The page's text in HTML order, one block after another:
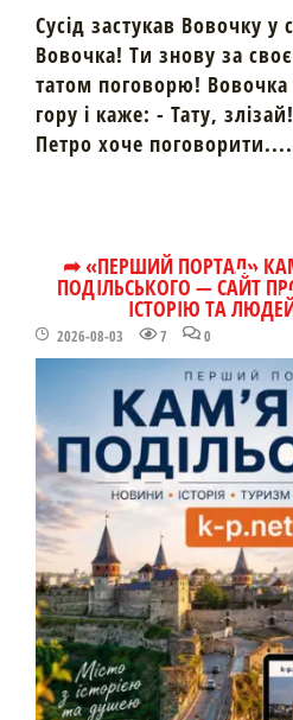
Сусід застукав Вовочку у
Вовочка! Ти знову за
татом поговорю! Вовочка
гору і каже: - Тату,
Петро хоче поговорити....
➦ «ПЕРШИЙ ПОРТАЛ»
ПОДІЛЬСЬКОГО — САЙТ
ІСТОРІЮ ТА
2026-08-03 7 0